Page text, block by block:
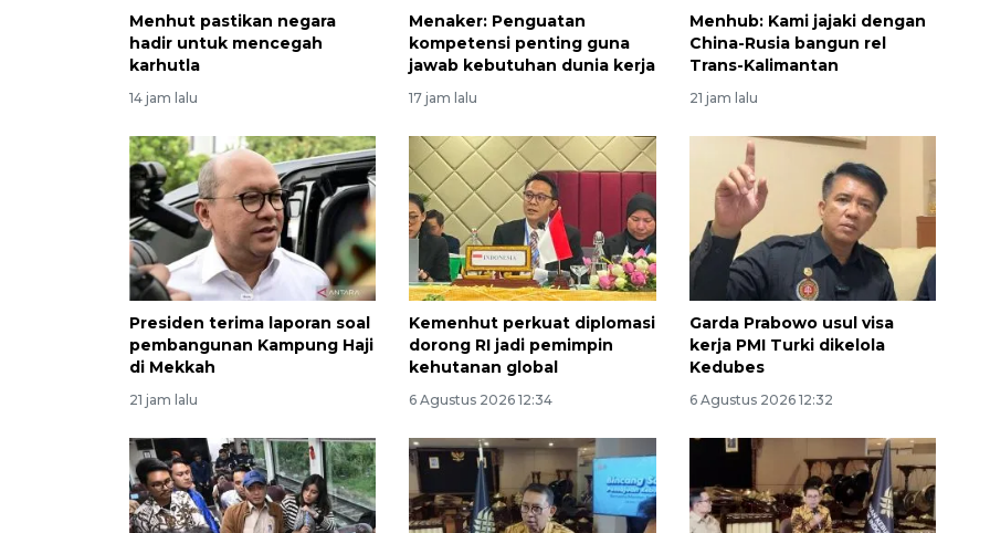
Menhut pastikan negara
hadir untuk mencegah
karhutla
14 jam lalu
Menaker: Penguatan
kompetensi penting guna
jawab kebutuhan dunia kerja
17 jam lalu
Menhub: Kami jajaki dengan
China-Rusia bangun rel
Trans-Kalimantan
21 jam lalu
Presiden terima laporan soal
pembangunan Kampung Haji
di Mekkah
21 jam lalu
Kemenhut perkuat diplomasi
dorong RI jadi pemimpin
kehutanan global
6 Agustus 2026 12:34
Garda Prabowo usul visa
kerja PMI Turki dikelola
Kedubes
6 Agustus 2026 12:32